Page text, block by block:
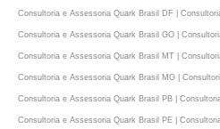
Consultoria e Assessoria Quark Brasil DF |
Consultoria e Assessoria Quark Brasil GO |
Consultoria e Assessoria Quark Brasil MT |
Consultoria e Assessoria Quark Brasil MG |
Consultoria e Assessoria Quark Brasil PB |
Consultoria e Assessoria Quark Brasil PE |